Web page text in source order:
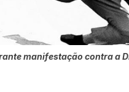
manifestação contra a